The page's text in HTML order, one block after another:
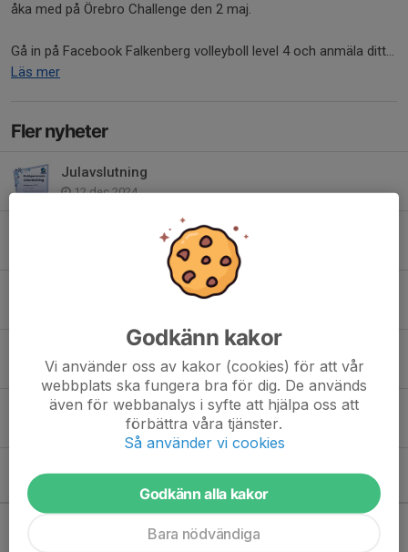
åka med på Örebro Challenge den 2 maj.
Gå in på Facebook Falkenberg volleyboll level 4 och anmäla ditt...
Läs mer
Fler nyheter
Julavslutning
12 dec 2024
Snart drar vi igång
Gränsfejden i Ängelholm!
12 mar 2023
Superkul sammandrag!
7 feb 2023
Kommande aktiviteter
Vallarna, vid skateparken
Godkänn kakor
Vi använder oss av kakor (cookies) för att vår
webbplats ska fungera bra för dig. De används
även för webbanalys i syfte att hjälpa oss att
förbättra våra tjänster.
Så använder vi cookies
Godkänn alla kakor
Bara nödvändiga